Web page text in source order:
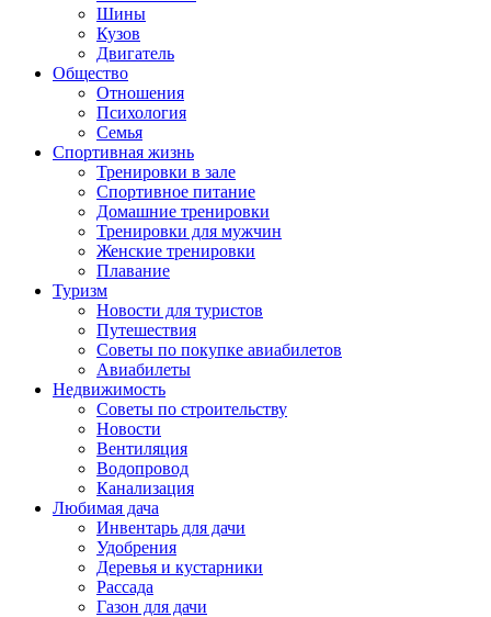
Шины
Кузов
Двигатель
Общество
Отношения
Психология
Семья
Спортивная жизнь
Тренировки в зале
Спортивное питание
Домашние тренировки
Тренировки для мужчин
Женские тренировки
Плавание
Туризм
Новости для туристов
Путешествия
Советы по покупке авиабилетов
Авиабилеты
Недвижимость
Советы по строительству
Новости
Вентиляция
Водопровод
Канализация
Любимая дача
Инвентарь для дачи
Удобрения
Деревья и кустарники
Рассада
Газон для дачи